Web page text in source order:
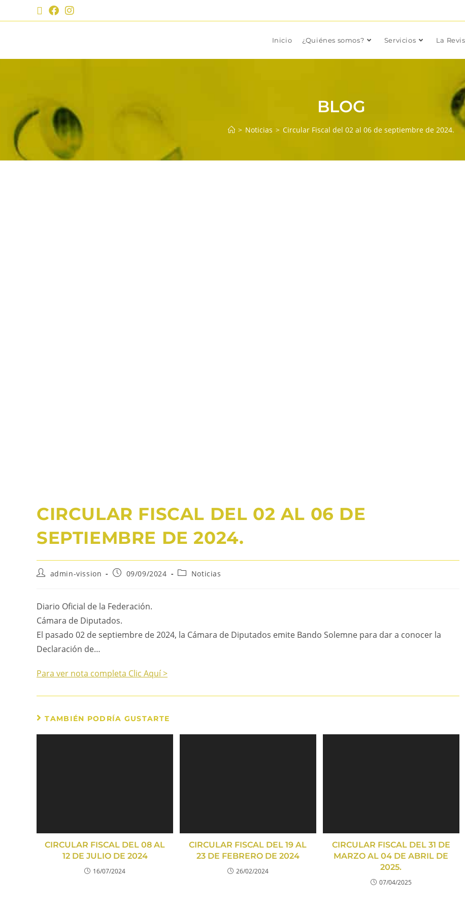
Inicio ¿Quiénes somos? Servicios La
BLOG
> Noticias > Circular Fiscal del 02 al 06 de septiembre de 2024.
CIRCULAR FISCAL DEL 02 AL 06 DE
SEPTIEMBRE DE 2024.
admin-vission 09/09/2024 Noticias
Diario Oficial de la Federación.
Cámara de Diputados.
El pasado 02 de septiembre de 2024, la Cámara de Diputados emite Bando Solemne para dar a conocer la
Declaración de…
Para ver nota completa Clic Aquí >
TAMBIÉN PODRÍA GUSTARTE
CIRCULAR FISCAL DEL 08 AL
12 DE JULIO DE 2024
16/07/2024
CIRCULAR FISCAL DEL 19 AL
23 DE FEBRERO DE 2024
26/02/2024
CIRCULAR FISCAL DEL 31 DE
MARZO AL 04 DE ABRIL DE
2025.
07/04/2025